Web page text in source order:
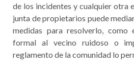
de los incidentes y cualquier otra
junta de propietarios puede
medidas para resolverlo, como
formal al vecino ruidoso o
reglamento de la comunidad lo